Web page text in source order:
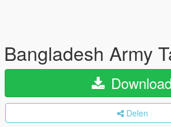
Bangladesh Army
Download
Delen